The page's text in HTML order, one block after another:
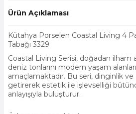
Ürün Açıklaması
Kütahya Porselen Coastal Living 4
Tabağı 3329
Coastal Living Serisi, doğadan ilham
deniz tonlarını modern yaşam
amaçlamaktadır. Bu seri, dinginlik ve
getirerek estetik ile işlevselliği
anlayışıyla buluşturur.